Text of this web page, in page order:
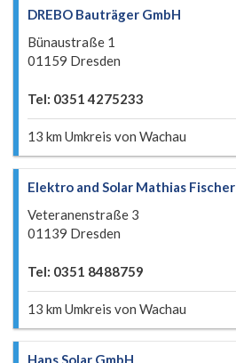
DREBO Bauträger GmbH
Bünaustraße 1
01159 Dresden
Tel: 0351 4275233
13 km Umkreis von Wachau
Elektro and Solar Mathias Fischer
Veteranenstraße 3
01139 Dresden
Tel: 0351 8488759
13 km Umkreis von Wachau
Hans Solar GmbH